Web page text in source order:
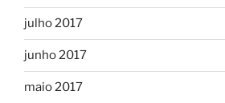
julho 2017
junho 2017
maio 2017